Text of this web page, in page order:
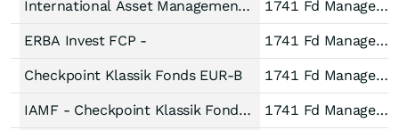
International Asset Management Fund FCP - Top Ten Classic R 1741 Fd Managem AG
ERBA Invest FCP - 1741 Fd Managem AG
Checkpoint Klassik Fonds EUR-B 1741 Fd Managem AG
IAMF - Checkpoint Klassik Fonds R 1741 Fd Managem AG